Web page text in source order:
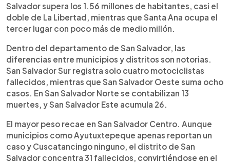
Salvador supera los 1.56 millones de habitantes, casi el
doble de La Libertad, mientras que Santa Ana ocupa el
tercer lugar con poco más de medio millón.
Dentro del departamento de San Salvador, las
diferencias entre municipios y distritos son notorias.
San Salvador Sur registra solo cuatro motociclistas
fallecidos, mientras que San Salvador Oeste suma ocho
casos. En San Salvador Norte se contabilizan 13
muertes, y San Salvador Este acumula 26.
El mayor peso recae en San Salvador Centro. Aunque
municipios como Ayutuxtepeque apenas reportan un
caso y Cuscatancingo ninguno, el distrito de San
Salvador concentra 31 fallecidos, convirtiéndose en el